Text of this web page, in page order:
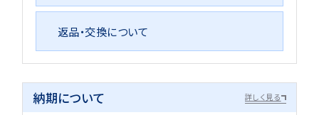
返品・交換について
納期について 詳しく見る